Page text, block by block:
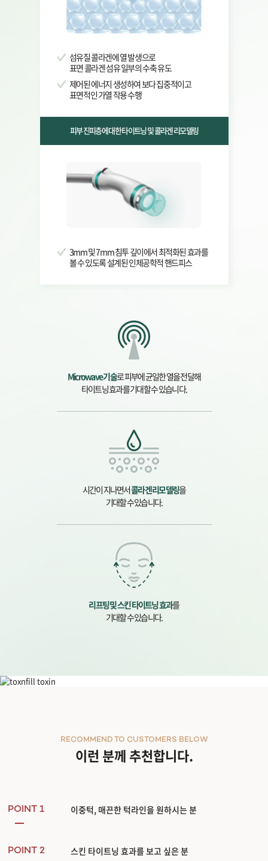
섬유질 콜라겐에 열 발생으로
표면 콜라겐 섬유 일부의 수축 유도
제어된 에너지 생성하여 보다 집중적이고
표면적인 가열 작용 수행
피부 진피층에 대한 타이트닝 및 콜라겐 리모델링
3mm 및 7mm 침투 깊이에서 최적화된 효과를
볼 수 있도록 설계된 인체공학적 핸드피스
Microwave 기술로 피부에 균일한 열을 전달해
타이트닝 효과를 기대할 수 있습니다.
시간이 지나면서콜라겐 리모델링을
기대할 수 있습니다.
리프팅 및 스킨 타이트닝 효과를
기대할 수 있습니다.
이런 분께 추천합니다.
RECOMMEND TO CUSTOMERS BELOW
POINT 1 이중턱, 매끈한 턱라인을 원하시는 분
POINT 2 스킨 타이트닝 효과를 보고 싶은 분